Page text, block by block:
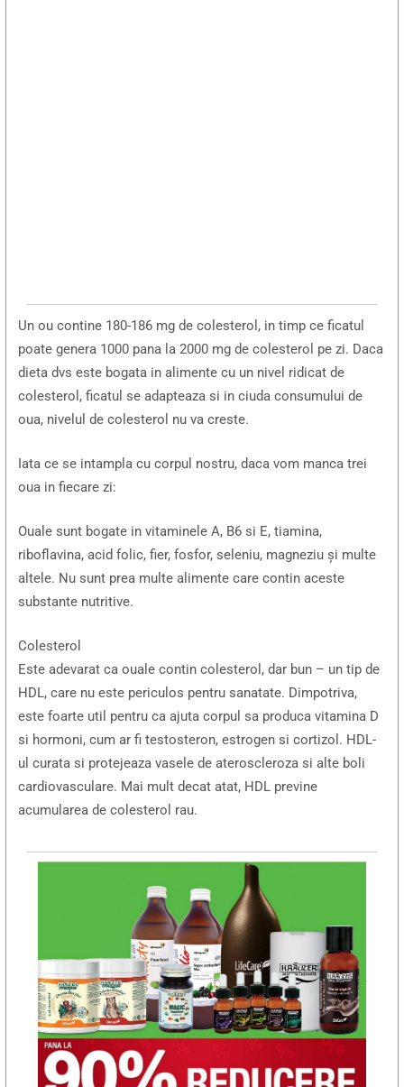
Un ou contine 180-186 mg de colesterol, in timp ce ficatul
poate genera 1000 pana la 2000 mg de colesterol pe zi. Daca
dieta dvs este bogata in alimente cu un nivel ridicat de
colesterol, ficatul se adapteaza si in ciuda consumului de
oua, nivelul de colesterol nu va creste.
Iata ce se intampla cu corpul nostru, daca vom manca trei
oua in fiecare zi:
Ouale sunt bogate in vitaminele A, B6 si E, tiamina,
riboflavina, acid folic, fier, fosfor, seleniu, magneziu și multe
altele. Nu sunt prea multe alimente care contin aceste
substante nutritive.
Colesterol
Este adevarat ca ouale contin colesterol, dar bun – un tip de
HDL, care nu este periculos pentru sanatate. Dimpotriva,
este foarte util pentru ca ajuta corpul sa produca vitamina D
si hormoni, cum ar fi testosteron, estrogen si cortizol. HDL-
ul curata si protejeaza vasele de ateroscleroza si alte boli
cardiovasculare. Mai mult decat atat, HDL previne
acumularea de colesterol rau.